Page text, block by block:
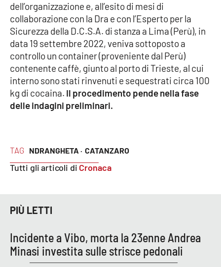
TAG NDRANGHETA · CATANZARO
Tutti gli articoli di Cronaca
dell’organizzazione e, all’esito di mesi di
collaborazione con la Dra e con l’Esperto per la
Sicurezza della D.C.S.A. di stanza a Lima (Perù), in
data 19 settembre 2022, veniva sottoposto a
controllo un container (proveniente dal Perù)
contenente caffè, giunto al porto di Trieste, al cui
interno sono stati rinvenuti e sequestrati circa 100
kg di cocaina. Il procedimento pende nella fase
delle indagini preliminari.
PIÙ LETTI
Incidente a Vibo, morta la 23enne Andrea
Minasi investita sulle strisce pedonali